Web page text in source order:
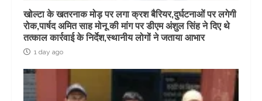
खोल्टा के खतरनाक मोड़ पर लगा क्रश बैरियर,दुर्घटनाओं पर लगेगी
रोक,पार्षद अमित साह मोनू की मांग पर डीएम अंशुल सिंह ने दिए थे
तत्काल कार्रवाई के निर्देश,स्थानीय लोगों ने जताया आभार
1 day ago